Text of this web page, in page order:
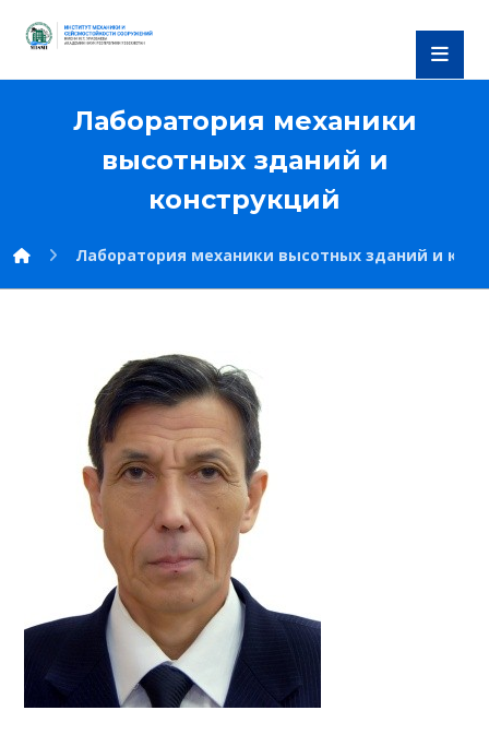
Лаборатория механики
высотных зданий и
конструкций
Лаборатория механики высотных зданий и